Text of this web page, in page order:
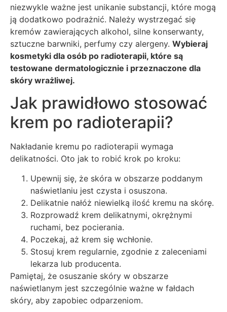
niezwykle ważne jest unikanie substancji, które mogą
ją dodatkowo podrażnić. Należy wystrzegać się
kremów zawierających alkohol, silne konserwanty,
sztuczne barwniki, perfumy czy alergeny. Wybieraj
kosmetyki dla osób po radioterapii, które są
testowane dermatologicznie i przeznaczone dla
skóry wrażliwej.
Jak prawidłowo stosować
krem po radioterapii?
Nakładanie kremu po radioterapii wymaga
delikatności. Oto jak to robić krok po kroku:
Upewnij się, że skóra w obszarze poddanym
naświetlaniu jest czysta i osuszona.
Delikatnie nałóż niewielką ilość kremu na skórę.
Rozprowadź krem delikatnymi, okrężnymi
ruchami, bez pocierania.
Poczekaj, aż krem się wchłonie.
Stosuj krem regularnie, zgodnie z zaleceniami
lekarza lub producenta.
Pamiętaj, że osuszanie skóry w obszarze
naświetlanym jest szczególnie ważne w fałdach
skóry, aby zapobiec odparzeniom.